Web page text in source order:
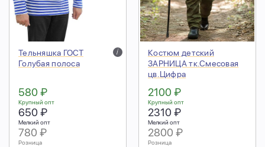
Тельняшка ГОСТ
Голубая полоса
i
580 ₽
Крупный опт
650 ₽
Мелкий опт
780 ₽
Розница
Костюм детский
ЗАРНИЦА тк.Смесовая
цв.Цифра
2100 ₽
Крупный опт
2310 ₽
Мелкий опт
2800 ₽
Розница